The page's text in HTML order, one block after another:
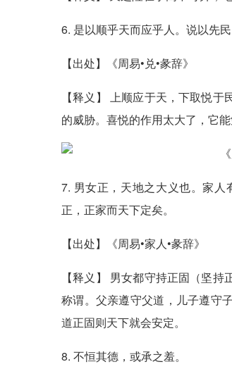
6. 是以顺乎天而应乎人。说以先
【出处】《周易•兑•彖辞》
【释义】 上顺应于天，下取悦
的威胁。喜悦的作用太大了，它能
7. 男女正，天地之大义也。家
正，正家而天下定矣。
【出处】《周易•家人•彖辞》
【释义】 男女都守持正固（坚
称谓。父亲遵守父道，儿子遵守
道正固则天下就会安定。
8. 不恒其德，或承之羞。